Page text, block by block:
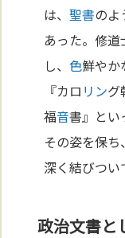
は、聖書のよ
あった。修
し、色鮮やか
『カロ リング
福音書』とい
その姿を保ち
深く結びつい
政治文書と